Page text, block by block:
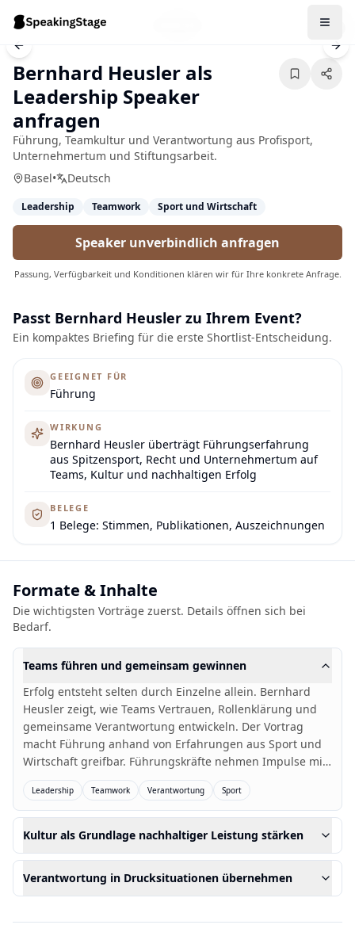
Previous slide
1/
Bernhard Heusler als
Leadership Speaker
anfragen
Führung, Teamkultur und Verantwortung aus Profisport,
Unternehmertum und Stiftungsarbeit.
Basel• Deutsch
Leadership Teamwork Sport und Wirtschaft
Speaker unverbindlich anfragen
Passung, Verfügbarkeit und Konditionen klären wir für Ihre konkrete Anfrage.
Passt Bernhard Heusler zu Ihrem Event?
Ein kompaktes Briefing für die erste Shortlist-Entscheidung.
GEEIGNET FÜR
Führung
WIRKUNG
Bernhard Heusler überträgt Führungserfahrung
aus Spitzensport, Recht und Unternehmertum auf
Teams, Kultur und nachhaltigen Erfolg
BELEGE
1 Belege: Stimmen, Publikationen, Auszeichnungen
Formate & Inhalte
Die wichtigsten Vorträge zuerst. Details öffnen sich bei
Bedarf.
Teams führen und gemeinsam gewinnen
Erfolg entsteht selten durch Einzelne allein. Bernhard
Heusler zeigt, wie Teams Vertrauen, Rollenklärung und
gemeinsame Verantwortung entwickeln. Der Vortrag
macht Führung anhand von Erfahrungen aus Sport und
Wirtschaft greifbar. Führungskräfte nehmen Impulse mit,
um Zusammenarbeit, Kultur und Leistungsfähigkeit
bewusster zu gestalten.
Leadership Teamwork Verantwortung Sport
Kultur als Grundlage nachhaltiger Leistung stärken
Verantwortung in Drucksituationen übernehmen